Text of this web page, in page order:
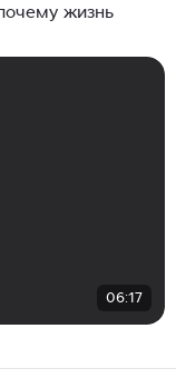
жизнь
06:17